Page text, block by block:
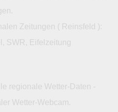
Zeitungen ( Reinsfeld ):
SWR, Eifelzeitung
regionale Wetter-Daten -
Wetter-Webcam.